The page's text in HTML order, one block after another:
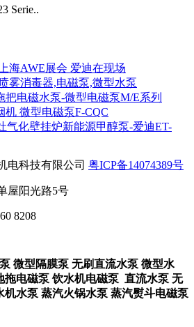
Serie..
海AWE展会 爱迪在现场
雾消毒器,电磁泵,微型水泵
把电磁水泵-微型电磁泵M/E系列
机 微型电磁泵F-CQC
气化壁挂炉新能源甲醇泵-爱迪ET-
电科技有限公司 粤ICP备14074389号
屋阳光路5号
8208
微型隔膜泵 无刷直流水泵 微型水
拖电磁泵 饮水机电磁泵 直流水泵 无
机水泵 蒸汽火锅水泵 蒸汽熨斗电磁泵